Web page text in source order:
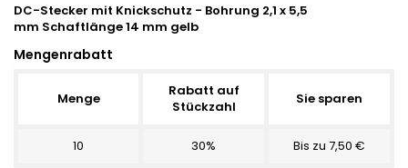
DC-Stecker mit Knickschutz - Bohrung 2,1 x 5,5
mm Schaftlänge 14 mm gelb
Mengenrabatt
Menge
Rabatt auf
Stückzahl
Sie sparen
10 30% Bis zu 7,50 €